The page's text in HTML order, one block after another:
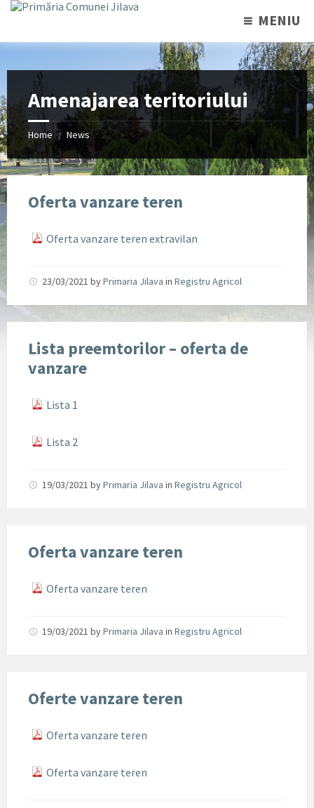
MENIU
Amenajarea teritoriului
Home / News
Oferta vanzare teren
Oferta vanzare teren extravilan
23/03/2021 byPrimaria Jilava in Registru Agricol
Lista preemtorilor – oferta de
vanzare
Lista 1
Lista 2
19/03/2021 byPrimaria Jilava in Registru Agricol
Oferta vanzare teren
Oferta vanzare teren
19/03/2021 byPrimaria Jilava in Registru Agricol
Oferte vanzare teren
Oferta vanzare teren
Oferta vanzare teren